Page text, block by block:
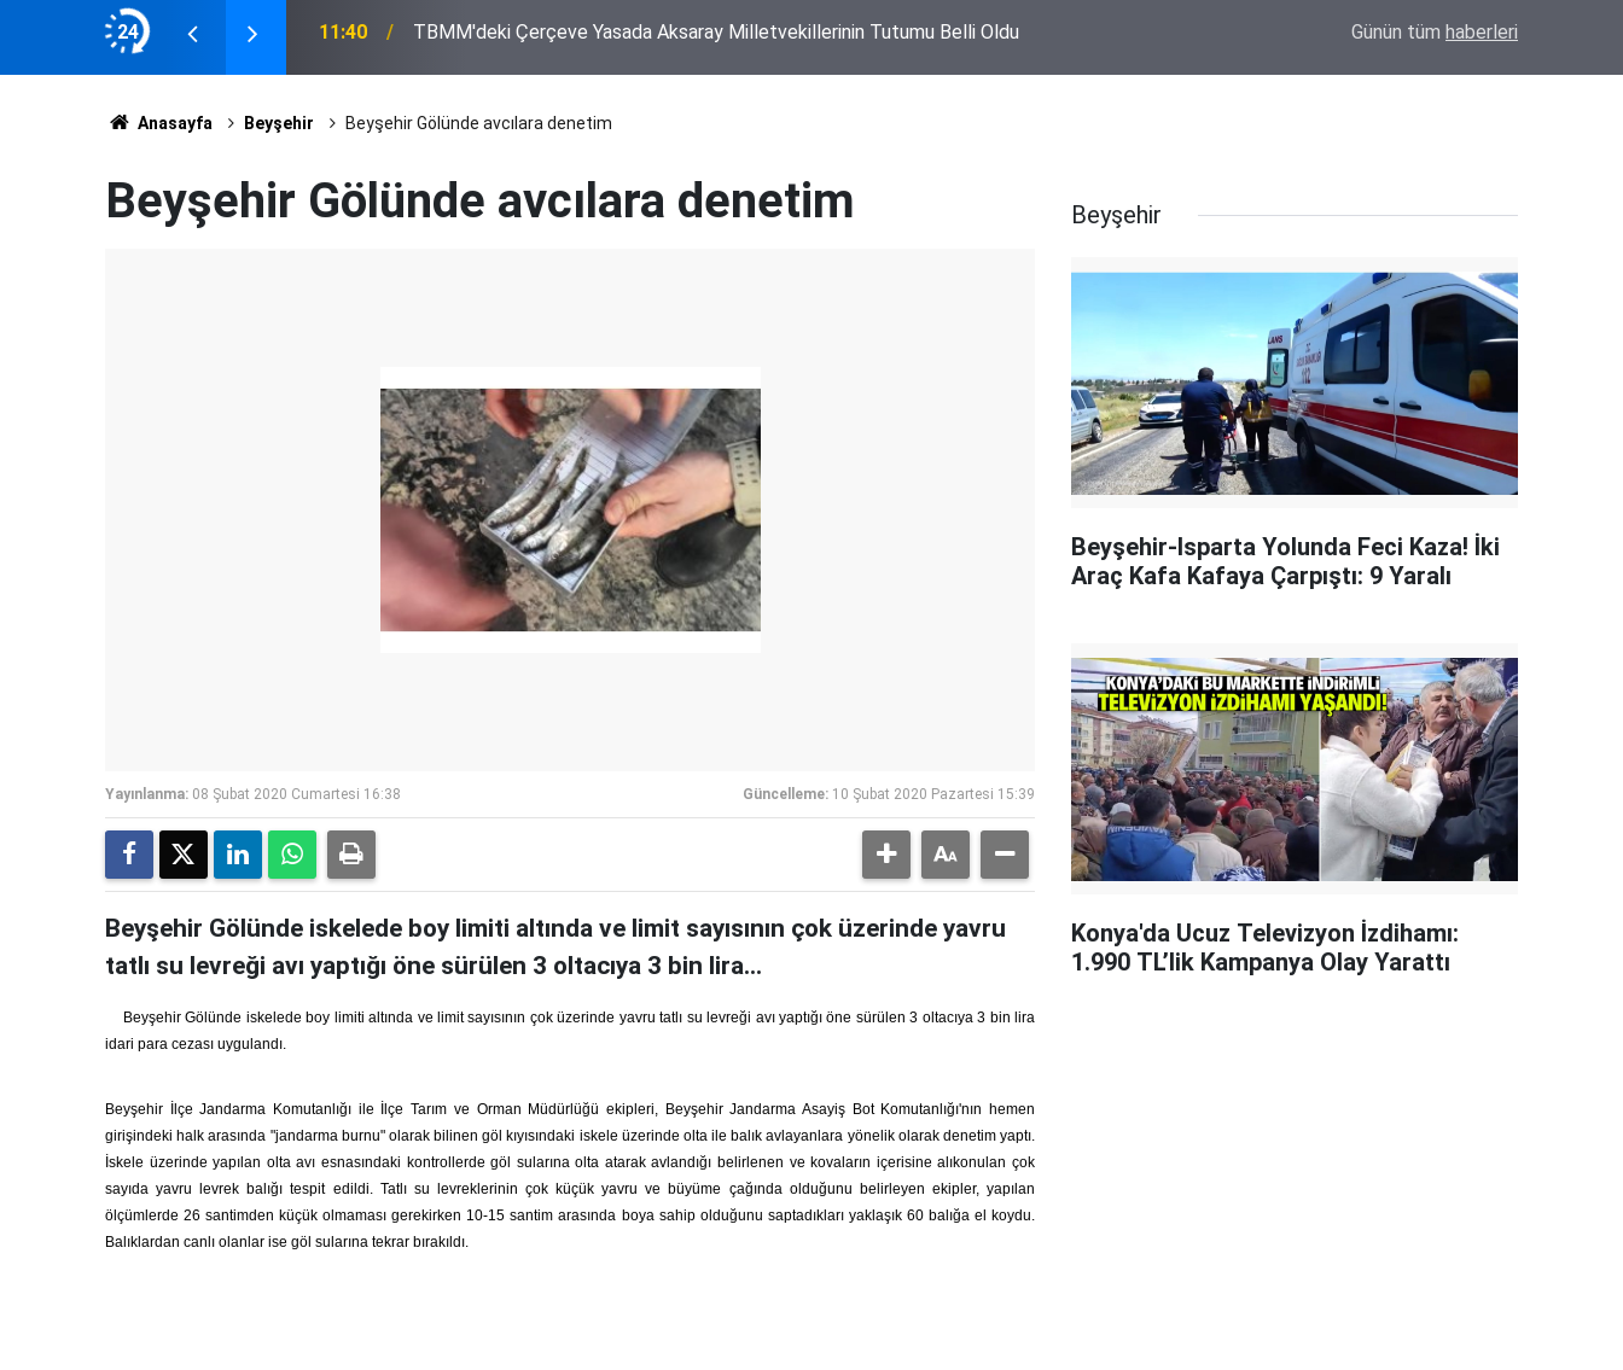
24
Tutumu Belli Oldu 11:33 Eskil'de Tosun Yaylası Yol Ayrımında Traktör ile Otomobil Çarpıştı Günün tüm haberleri
Anasayfa Beyşehir Beyşehir Gölünde avcılara denetim
Beyşehir Gölünde avcılara denetim
Yayınlanma: 08 Şubat 2020 Cumartesi 16:38 Güncelleme: 10 Şubat 2020 Pazartesi 15:39
Beyşehir Gölünde iskelede boy limiti altında ve limit sayısının çok üzerinde yavru
tatlı su levreği avı yaptığı öne sürülen 3 oltacıya 3 bin lira...
Beyşehir Gölünde iskelede boy limiti altında ve limit sayısının çok üzerinde yavru tatlı su levreği avı yaptığı öne sürülen 3 oltacıya 3 bin lira
idari para cezası uygulandı.
Beyşehir İlçe Jandarma Komutanlığı ile İlçe Tarım ve Orman Müdürlüğü ekipleri, Beyşehir Jandarma Asayiş Bot Komutanlığı'nın hemen
girişindeki halk arasında "jandarma burnu" olarak bilinen göl kıyısındaki iskele üzerinde olta ile balık avlayanlara yönelik olarak denetim yaptı.
İskele üzerinde yapılan olta avı esnasındaki kontrollerde göl sularına olta atarak avlandığı belirlenen ve kovaların içerisine alıkonulan çok
sayıda yavru levrek balığı tespit edildi. Tatlı su levreklerinin çok küçük yavru ve büyüme çağında olduğunu belirleyen ekipler, yapılan
ölçümlerde 26 santimden küçük olmaması gerekirken 10-15 santim arasında boya sahip olduğunu saptadıkları yaklaşık 60 balığa el koydu.
Balıklardan canlı olanlar ise göl sularına tekrar bırakıldı.
Beyşehir
Beyşehir-Isparta Yolunda Feci Kaza! İki
Araç Kafa Kafaya Çarpıştı: 9 Yaralı
Konya'da Ucuz Televizyon İzdihamı:
1.990 TL’lik Kampanya Olay Yarattı